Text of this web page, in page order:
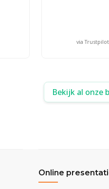
via
Bekijk al onze
Online